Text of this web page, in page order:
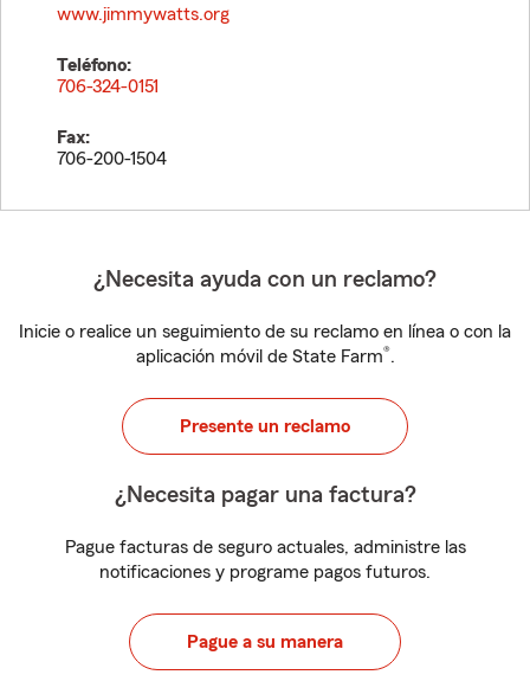
www.jimmywatts.org
Teléfono:
706-324-0151
Fax:
706-200-1504
¿Necesita ayuda con un reclamo?
Inicie o realice un seguimiento de su reclamo en línea o con la
aplicación móvil de State Farm®.
Presente un reclamo
¿Necesita pagar una factura?
Pague facturas de seguro actuales, administre las
notificaciones y programe pagos futuros.
Pague a su manera